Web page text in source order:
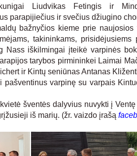
Liudvikas Fetingis ir
parapijiečius ir svečius džiugino
bažnyčios kieme prie naujosios
takininkams,
Nass iškilmingai įteikė varpinės
tarybos pirmininkei Laimai
ir Kintų seniūnas Antanas
varpinę su varpais
šventės dalyvius nuvykti į
iš marių. (žr. vaizdo įrašą